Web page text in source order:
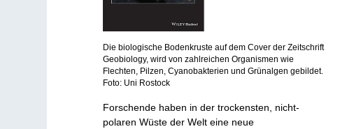
Die biologische Bodenkruste auf dem Cover der Zeitschrift
Geobiology, wird von zahlreichen Organismen wie
Flechten, Pilzen, Cyanobakterien und Grünalgen gebildet.
Foto: Uni Rostock
Forschende haben in der trockensten, nicht-
polaren Wüste der Welt eine neue